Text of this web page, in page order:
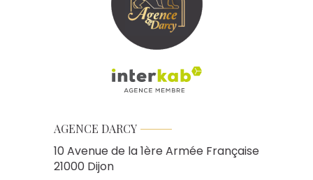
AGENCE DARCY
10 Avenue de la 1ère Armée Française
21000 Dijon